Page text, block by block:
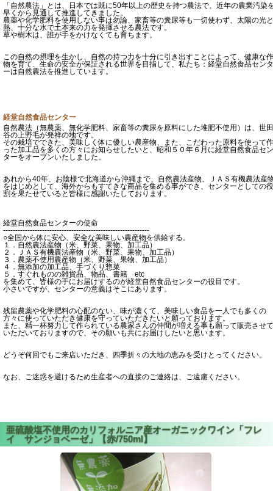
「自然農法」とは、日本では既に50年以上の歴史を持つ農法で、近年の農業汚染
早くから見通して推進してきました。
農薬や化学肥料を使用しない事は勿論、家畜等の糞尿等も一切使わず、太陽の光と
熱、十分な水で土本来の力を発揮させる農法です。
草や樹木は、誰が手をかけなくても育ちます。
この自然の摂理を生かし、自然の持つ力を十分に引き出すことによって、健康な作
物を育て、生命の安全が保証される世界を目指して、私たち：経堂自然食品センタ
ーは自然農法を推進しています。
経堂自然食品センター
自然農法（無農薬、無化学肥料、家畜等の糞尿を原料にした堆肥不使用）は、世田
谷の上野毛が発祥の地です。
その栽培でできた、美味しく体に優しい農産物、また、こだわった原料を使って作
った加工品を多くの方々にお知らせしたいと、昭和５０年６月に経堂自然食品セン
ターをオープンいたしました。
あれから40年、お陰様で北海道から沖縄まで、自然農法産物、ＪＡＳ有機農法産
をはじめとして、海外からもすてきな商品を集める事ができ、センターとしての役
割を果たせていると皆様に感謝いたしております。
経堂自然食品センターの使命
------------------------------------------------------------
○全国から体に安心、安全な美味しい農産物を供給する。
１．自然農法産物（米、野菜、果物、加工品）
２．ＪＡＳ有機農法産物（米、野菜、果物、加工品）
３．農薬不使用農産物（米、野菜、果物、加工品）
４．無添加の加工品、手づくり惣菜
５．すぐれものの雑貨品、物品、書籍 etc
を集めて、皆様の手にお届けするのが経堂自然食品センターの役目です。
小さいですが、センターの意義はそこにあります。
残留農薬や化学肥料の心配のない、味が濃くて、美味しい食品を一人でも多くの
方々に使っていただき健康を守っていただきたいと願っております。
また、精一杯努力して作られている農家さんの仲間が増える事も願って販売させて
いただいておりますので、その願いも共にお届けしたいと思います。
どうぞ何回でもご来店いただき、四季折々の大地の恵みを受けとってください。
なお、ご迷惑を避けるため生産者への直接のご連絡は、ご遠慮ください。